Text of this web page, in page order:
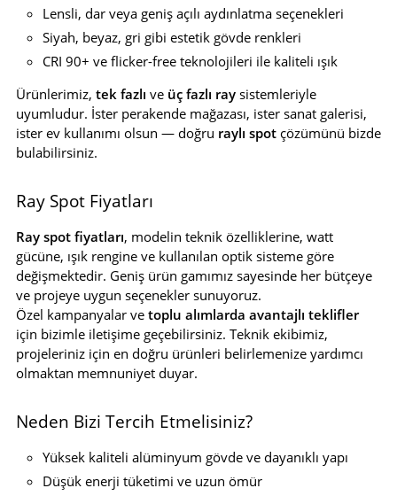
Lensli, dar veya geniş açılı aydınlatma seçenekleri
Siyah, beyaz, gri gibi estetik gövde renkleri
CRI 90+ ve flicker-free teknolojileri ile kaliteli ışık
Ürünlerimiz, tek fazlı ve üç fazlı raysistemleriyle
uyumludur. İster perakende mağazası, ister sanat galerisi,
ister ev kullanımı olsun — doğru raylı spotçözümünü bizde
bulabilirsiniz.
Ray Spot Fiyatları
Ray spot fiyatları, modelin teknik özelliklerine, watt
gücüne, ışık rengine ve kullanılan optik sisteme göre
değişmektedir. Geniş ürün gamımız sayesinde her bütçeye
ve projeye uygun seçenekler sunuyoruz.
Özel kampanyalar ve toplu alımlarda avantajlı teklifler
için bizimle iletişime geçebilirsiniz. Teknik ekibimiz,
projeleriniz için en doğru ürünleri belirlemenize yardımcı
olmaktan memnuniyet duyar.
Neden Bizi Tercih Etmelisiniz?
Yüksek kaliteli alüminyum gövde ve dayanıklı yapı
Düşük enerji tüketimi ve uzun ömür